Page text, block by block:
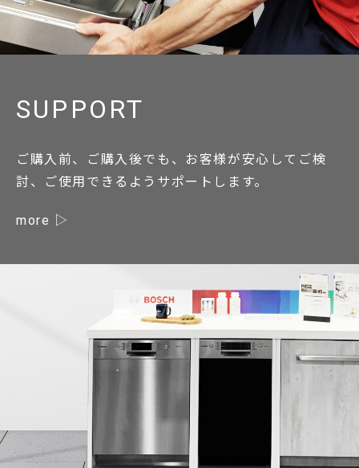
SUPPORT
ご購入前、ご購入後でも、お客様が安心してご検
討、ご使用できるようサポートします。
more